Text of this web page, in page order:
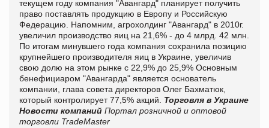
текущем году компания "Авангард" планирует получить
право поставлять продукцию в Европу и Российскую
Федерацию. Напомним, агрохолдинг "Авангард" в 2010г.
увеличил производство яиц на 21,6% - до 4 млрд. 42 млн.
По итогам минувшего года компания сохранила позицию
крупнейшего производителя яиц в Украине, увеличив
свою долю на этом рынке с 22,9% до 25,9% Основным
бенефициаром "Авангарда" является основатель
компании, глава совета директоров Олег Бахматюк,
который контролирует 77,5% акций. Торговля в Украине
Новости компаний Портал розничной и оптовой
торговли TradeMaster